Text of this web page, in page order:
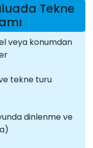
Tekne
veya konumdan
tekne turu
dinlenme ve